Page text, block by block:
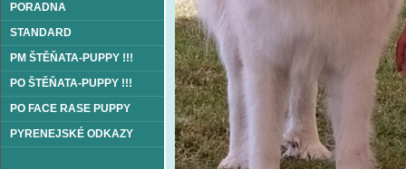
PORADNA
STANDARD
PM ŠTĚŇATA-PUPPY !!!
PO ŠTĚŇATA-PUPPY !!!
PO FACE RASE PUPPY
PYRENEJSKÉ ODKAZY